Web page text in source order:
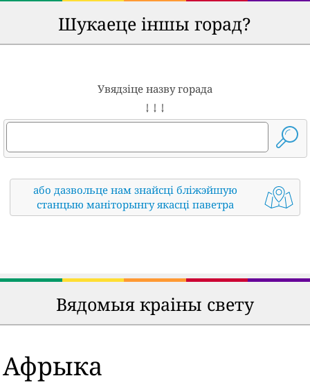
Шукаеце іншы горад?
Увядзіце назву горада
↓ ↓ ↓
або дазвольце нам знайсці бліжэйшую
станцыю маніторынгу якасці паветра
Вядомыя краіны свету
Афрыка